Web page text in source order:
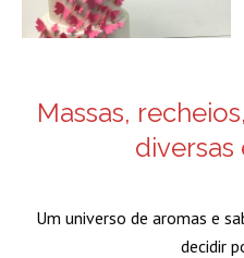
Massas,
diversas
Um universo de aromas e
decidir